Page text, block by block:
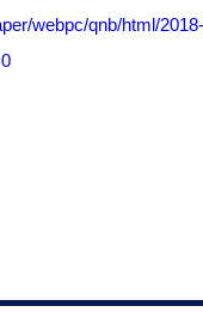
webpc/qnb/html/